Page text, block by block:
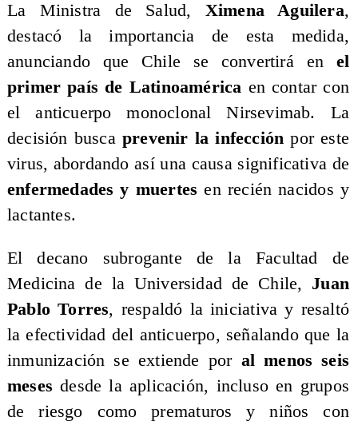
​La Ministra de Salud, Ximena Aguilera,
destacó la importancia de esta medida,
anunciando que Chile se convertirá en el
primer país de Latinoamérica en contar con
el anticuerpo monoclonal Nirsevimab. La
decisión busca prevenir la infección por este
virus, abordando así una causa significativa de
enfermedades y muertes en recién nacidos y
lactantes.
​El decano subrogante de la Facultad de
Medicina de la Universidad de Chile, Juan
Pablo Torres, respaldó la iniciativa y resaltó
la efectividad del anticuerpo, señalando que la
inmunización se extiende por al menos seis
meses desde la aplicación, incluso en grupos
de riesgo como prematuros y niños con